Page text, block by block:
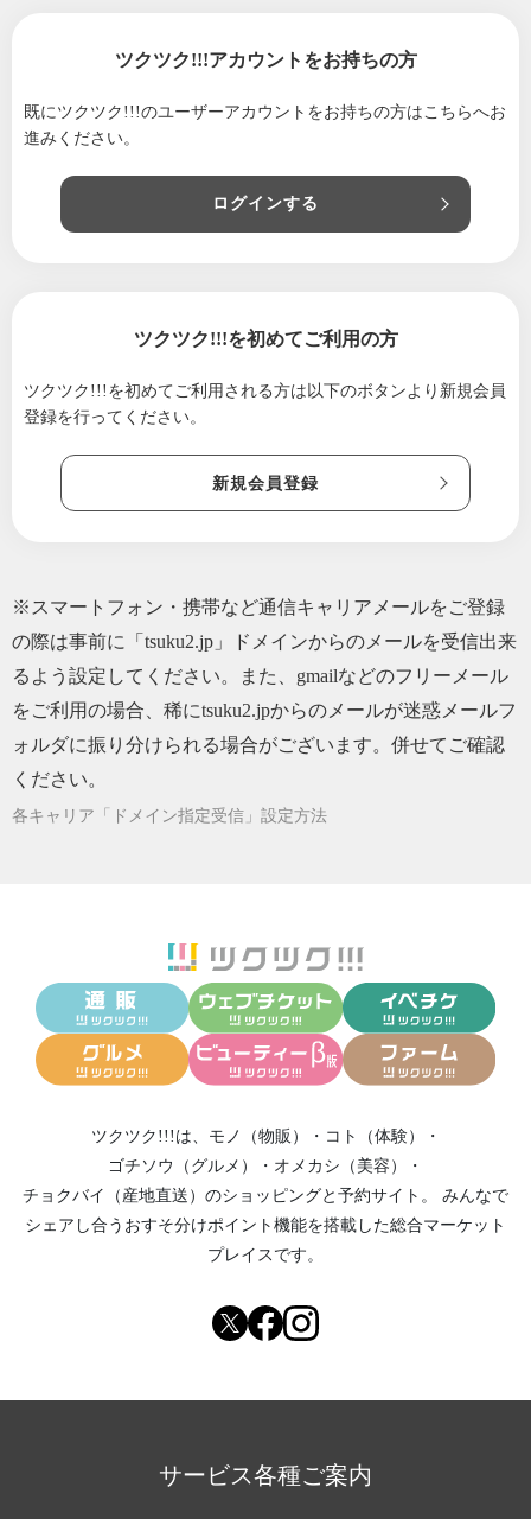
ツクツク!!!アカウントをお持ちの方
既にツクツク!!!のユーザーアカウントをお持ちの方はこちらへお
進みください。
ログインする
ツクツク!!!を初めてご利用の方
ツクツク!!!を初めてご利用される方は 以下のボタンより新規会員
登録を行ってください。
新規会員登録
※スマートフォン・携帯など通信キャリアメールをご登録
の際は事前に「tsuku2.jp」ドメインからのメールを受信出来
るよう設定してください。また、gmailなどのフリーメール
をご利用の場合、稀にtsuku2.jpからのメールが迷惑メールフ
ォルダに振り分けられる場合がございます。併せてご確認
ください。
各キャリア「ドメイン指定受信」設定方法
ツクツク!!!は、 モノ（物販） ・ コト（体験）
・
ゴチソウ（グルメ）
・ オメカシ（美容）
・
チョクバイ（産地直送） のショッピングと予約サイト。
みんなで
シェアし合う おすそ分けポイント機能を搭載した総合マーケット
プレイスです。
サービス各種ご案内